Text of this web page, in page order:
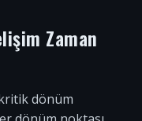
Zaman
dönüm